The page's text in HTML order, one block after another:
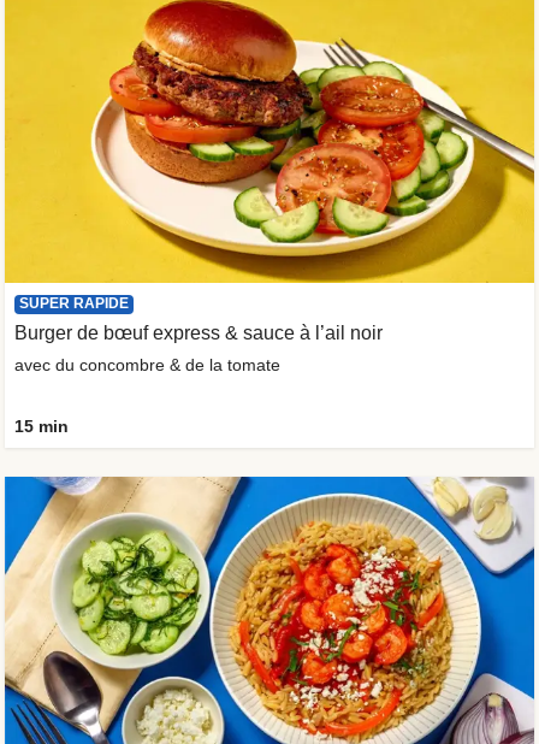
SUPER RAPIDE
Burger de bœuf express & sauce à l’ail noir
avec du concombre & de la tomate
15 min